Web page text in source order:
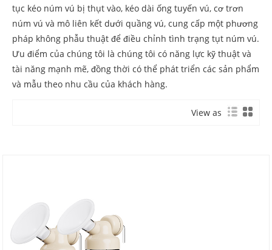
tục kéo núm vú bị thụt vào, kéo dài ống tuyến vú, cơ trơn
núm vú và mô liên kết dưới quầng vú, cung cấp một phương
pháp không phẫu thuật để điều chỉnh tình trạng tụt núm vú.
Ưu điểm của chúng tôi là chúng tôi có năng lực kỹ thuật và
tài năng mạnh mẽ, đồng thời có thể phát triển các sản phẩm
và mẫu theo nhu cầu của khách hàng.
View as